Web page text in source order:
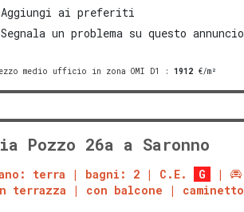
Aggiungi ai preferiti
Segnala un problema su questo annuncio
medio ufficio in zona OMI D1 : 1912 €/m²
Pozzo 26a a Saronno
terra bagni: 2 C.E. G
terrazza
con balcone caminetto